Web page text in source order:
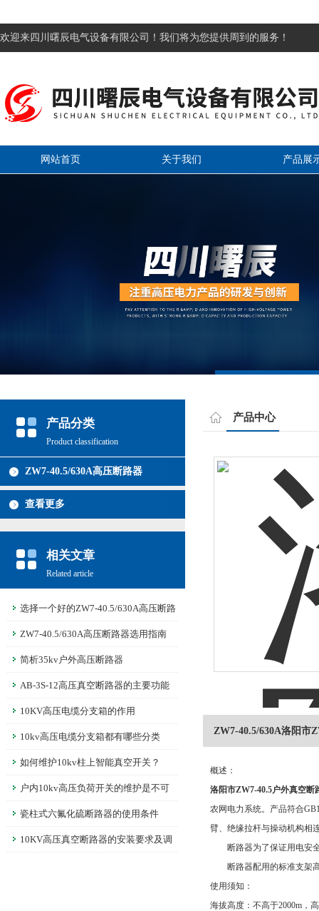
欢迎来四川曙辰电气设备有限公司！我们将为您提供周到的服务！
网站首页 关于我们 产品展
产品分类
Product classification
ZW7-40.5/630A高压断路器
查看更多
相关文章
Related article
选择一个好的ZW7-40.5/630A高压断路
器是非常重要的
ZW7-40.5/630A高压断路器选用指南
简析35kv户外高压断路器
AB-3S-12高压真空断路器的主要功能
介绍10KV高压电缆分支箱的作用
10kv高压电缆分支箱都有哪些分类
如何维护10kv柱上智能真空开关？
户内10kv高压负荷开关的维护是不可
缺失的
瓷柱式六氟化硫断路器的使用条件
10KV高压真空断路器的安装要求及调
产品中心
ZW7-40.5/630A洛阳市
概述：
洛阳市ZW7-40.5户外真空断
农网电力系统。产品符合
臂、绝缘拉杆与操动机构相
断路器为了保证用电安全
断路器配用的标准支架高
使用须知：
海拔高度：不高于2000m，